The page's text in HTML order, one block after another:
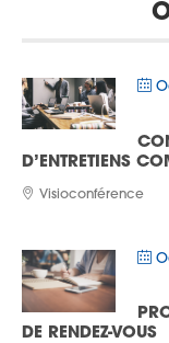
D’ENTRETIENS
Visioconférence
DE RENDEZ-VOUS